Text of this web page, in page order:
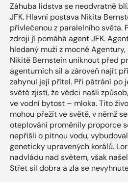
Záhuba lidstva se neodvratně
JFK. Hlavní postava Nikita
přivlečenou z paralelního světa.
zdroji jí pomáhá agent JFK.
hledaný muži z mocné
Nikitě Bernstein uniknout před
agenturních sil a zároveň najít
zahynul její přítel. Při pátrání po
světě zjistí, že vědci našli
ve vodní bytost – mloka. Tito
mohou přežít ve světě, v němž
oteplování proměnily proporce
nepřišli o pitnou vodu,
geneticky upravených korálů.
nadvládu nad světem, však
Střet sil dobra a zla se